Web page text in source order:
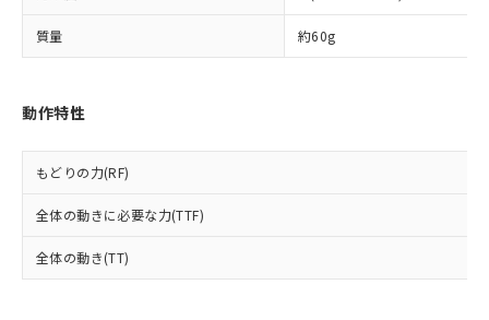
質量 約60g
動作特性
もどりの力(RF)
全体の動きに必要な力(TTF)
全体の動き(TT)
メンバーズにご登録されている必要が
引・商談に必要な範囲で利用すること
をご了承ください。
※当社の共同利用者とは、
の共同利用に関して"
用者の範囲」に記載されている法人を
月が前後することがあります。
下記の非含有証明書をダウンロードするこ
とができます。
EU RoHS指令（10物質）の非含有証明書
※本証明書は発行日時点で非含有を証明す
質が外部に漏えいし、環境に深刻な影響を
及ぼさない年数を意味します。
「－」：未確認です。当社販売部門へお問
法に輸出するおそれがある場合は、取
り引きをいたしません。
受注生産機種、また在庫状況の
情報を公開していない機種